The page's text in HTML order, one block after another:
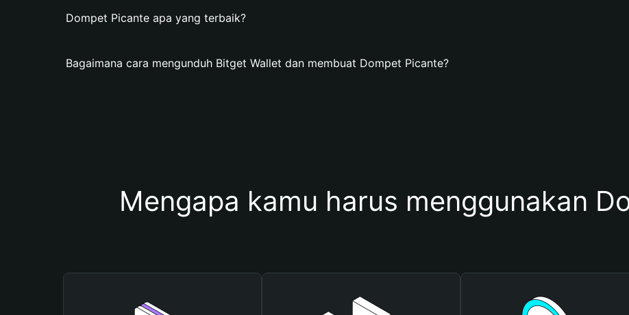
Dompet Picante apa yang terbaik?
Bagaimana cara mengunduh Bitget Wallet dan membuat Dompet Picante?
Mengapa kamu harus menggunakan